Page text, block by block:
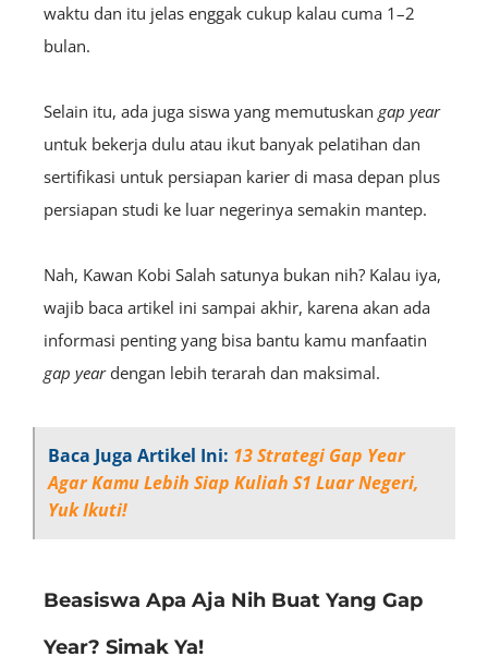
waktu dan itu jelas enggak cukup kalau cuma 1–2
bulan.
Selain itu, ada juga siswa yang memutuskan gap year
untuk bekerja dulu atau ikut banyak pelatihan dan
sertifikasi untuk persiapan karier di masa depan plus
persiapan studi ke luar negerinya semakin mantep.
Nah, Kawan Kobi Salah satunya bukan nih? Kalau iya,
wajib baca artikel ini sampai akhir, karena akan ada
informasi penting yang bisa bantu kamu manfaatin
gap yeardengan lebih terarah dan maksimal.
Baca Juga Artikel Ini: 13 Strategi Gap Year
Agar Kamu Lebih Siap Kuliah S1 Luar Negeri,
Yuk Ikuti!
Beasiswa Apa Aja Nih Buat Yang Gap
Year? Simak Ya!